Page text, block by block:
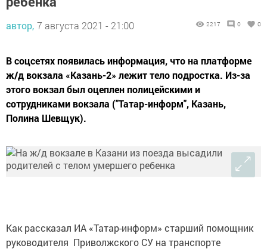
автор, 7 августа 2021 - 21:00 2217 0 0
В соцсетях появилась информация, что на платформе
ж/д вокзала «Казань-2» лежит тело подростка. Из-за
этого вокзал был оцеплен полицейскими и
сотрудниками вокзала ("Татар-информ", Казань,
Полина Шевщук).
Как рассказал ИА «Татар-информ» старший помощник
руководителя Приволжского СУ на транспорте